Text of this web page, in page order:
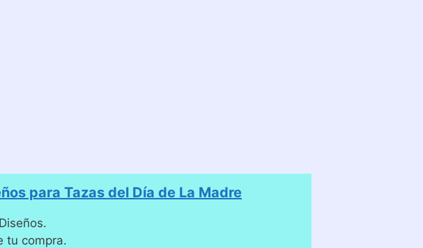
para Tazas del Día de La Madre
tu compra.